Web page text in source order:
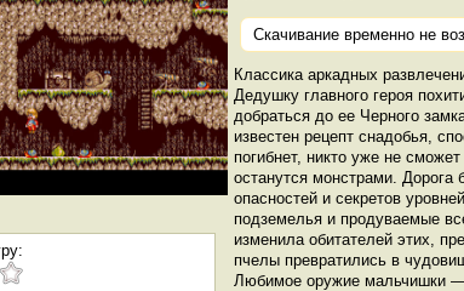
Скачивание временно не
Классика аркадных
Дедушку главного героя
добраться до ее Черного
известен рецепт снадобья,
погибнет, никто уже не
останутся монстрами.
опасностей и секретов
подземелья и продуваемые
изменила обитателей этих,
пчелы превратились в
Любимое оружие мальчишки —